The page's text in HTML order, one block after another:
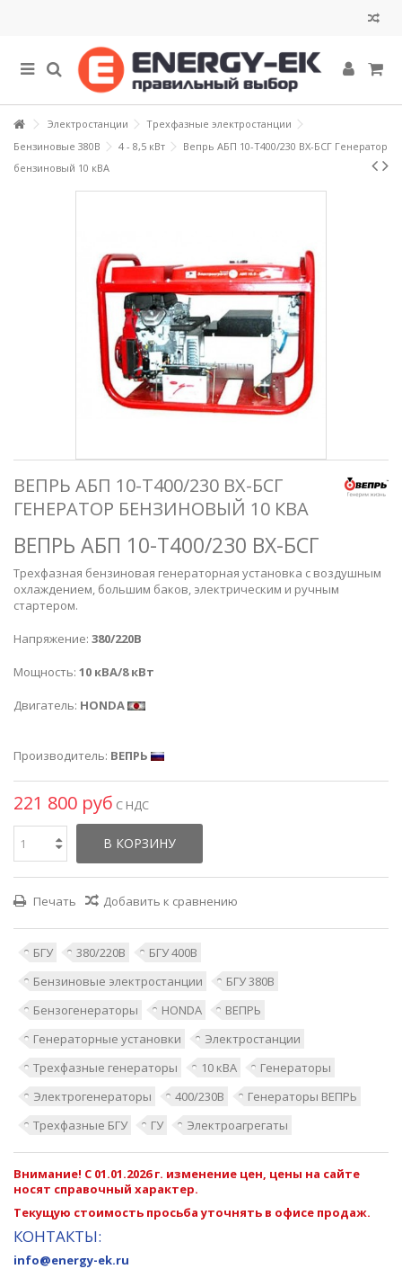
Электростанции
Трехфазные электростанции
Бензиновые 380В
4 - 8,5 кВт
Вепрь АБП 10-Т400/230 ВХ-БСГ Генератор
бензиновый 10 кВА
ВЕПРЬ АБП 10-Т400/230 ВХ-БСГ
ГЕНЕРАТОР БЕНЗИНОВЫЙ 10 КВА
ВЕПРЬ АБП 10-Т400/230 ВX-БСГ
Трехфазная бензиновая генераторная установка с воздушным
охлаждением, большим баков, электрическим и ручным
стартером.
Напряжение: 380/220В
Мощность: 10 кВА/8 кВт
Двигатель: HONDA
Производитель: ВЕПРЬ
221 800 руб С НДС
В КОРЗИНУ
Печать Добавить к сравнению
БГУ 380/220В
БГУ 400В
Бензиновые электростанции
БГУ 380В
Бензогенераторы
HONDA
ВЕПРЬ
Генераторные установки
Электростанции
Трехфазные генераторы
10 кВА
Генераторы
Электрогенераторы
400/230В
Генераторы ВЕПРЬ
Трехфазные БГУ
ГУ Электроагрегаты
Внимание! С 01.01.2026 г. изменение цен, цены на сайте
носят справочный характер.
Текущую стоимость просьба уточнять в офисе продаж.
КОНТАКТЫ:
info@energy-ek.ru